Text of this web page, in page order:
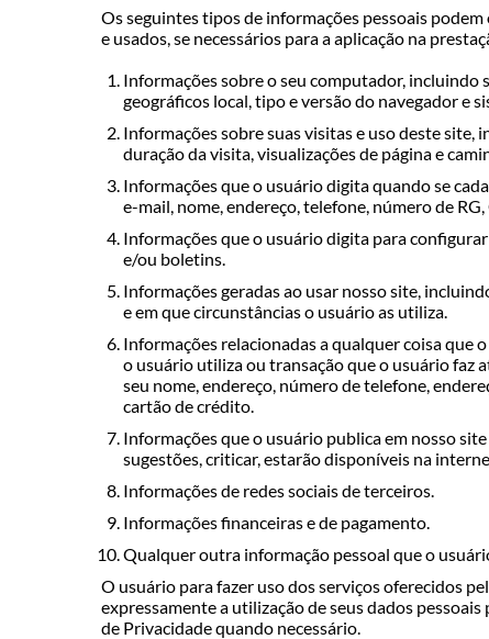
Os seguintes tipos de informações pessoais
e usados, se necessários para a aplicação na
Informações sobre o seu computador, incluindo
geográficos local, tipo e versão do navegador e
Informações sobre suas visitas e uso deste site,
duração da visita, visualizações de página e
Informações que o usuário digita quando se
e-mail, nome, endereço, telefone, número de RG,
Informações que o usuário digita para
e/ou boletins.
Informações geradas ao usar nosso site,
e em que circunstâncias o usuário as utiliza.
Informações relacionadas a qualquer coisa que
o usuário utiliza ou transação que o usuário faz
seu nome, endereço, número de telefone,
cartão de crédito.
Informações que o usuário publica em nosso
sugestões, criticar, estarão disponíveis na
Informações de redes sociais de terceiros.
Informações financeiras e de pagamento.
Qualquer outra informação pessoal que o
O usuário para fazer uso dos serviços oferecidos
expressamente a utilização de seus dados
de Privacidade quando necessário.